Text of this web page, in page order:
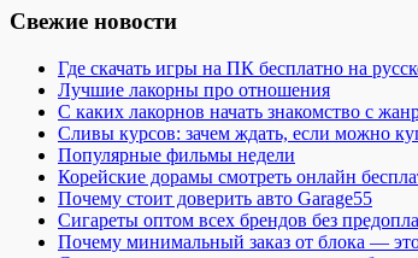
Свежие новости
Где скачать игры на ПК бесплатно на
Лучшие лакорны про отношения
С каких лакорнов начать знакомство с
Сливы курсов: зачем ждать, если можно
Популярные фильмы недели
Корейские дорамы смотреть онлайн
Почему стоит доверить авто Garage55
Сигареты оптом всех брендов без
Почему минимальный заказ от блока —